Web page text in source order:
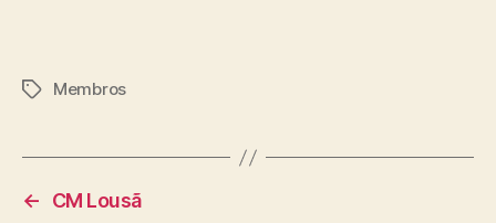
Etiquetas
Membros
←
CM Lousã